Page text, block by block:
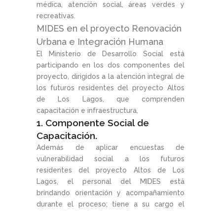
médica, atención social, áreas verdes y
recreativas.
MIDES en el proyecto Renovación
Urbana e Integración Humana
El Ministerio de Desarrollo Social está
participando en los dos componentes del
proyecto, dirigidos a la atención integral de
los futuros residentes del proyecto Altos
de Los Lagos, que comprenden
capacitación e infraestructura.
1. Componente Social de
Capacitación.
Además de aplicar encuestas de
vulnerabilidad social a los futuros
residentes del proyecto Altos de Los
Lagos, el personal del MIDES está
brindando orientación y acompañamiento
durante el proceso; tiene a su cargo el